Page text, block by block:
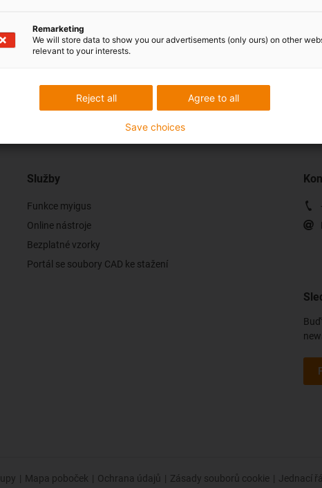
Pochvaly a kritika
Služby
Funkce myigus
Online nástroje
Bezplatné vzorky
Portál se soubory CAD ke stažení
| Mapa poboček | Ochrana údajů | Zásady souborů cookie | Jednací
Remarketing
We will store data to show you our advertisements (only ours) on other
relevant to your interests.
Agree to all
Reject all
Save choices